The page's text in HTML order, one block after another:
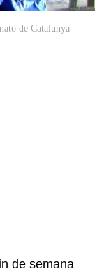
de Catalunya
de semana